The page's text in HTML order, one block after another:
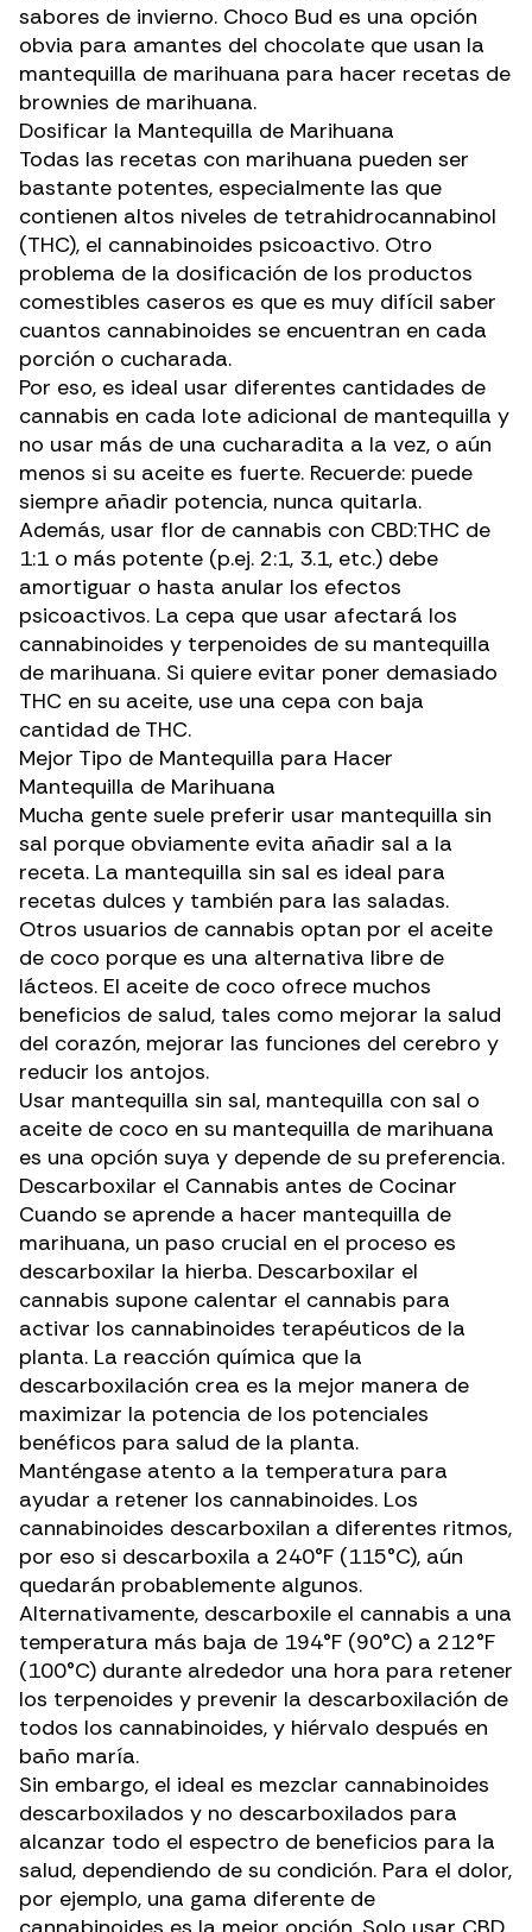
sabores de invierno. Choco Bud es una opción
obvia para amantes del chocolate que usan la
mantequilla de marihuana para hacer recetas de
brownies de marihuana.
Dosificar la Mantequilla de Marihuana
Todas las recetas con marihuana pueden ser
bastante potentes, especialmente las que
contienen altos niveles de tetrahidrocannabinol
(THC), el cannabinoides psicoactivo. Otro
problema de la dosificación de los productos
comestibles caseros es que es muy difícil saber
cuantos cannabinoides se encuentran en cada
porción o cucharada.
Por eso, es ideal usar diferentes cantidades de
cannabis en cada lote adicional de mantequilla y
no usar más de una cucharadita a la vez, o aún
menos si su aceite es fuerte. Recuerde: puede
siempre añadir potencia, nunca quitarla.
Además, usar flor de cannabis con CBD:THC de
1:1 o más potente (p.ej. 2:1, 3.1, etc.) debe
amortiguar o hasta anular los efectos
psicoactivos. La cepa que usar afectará los
cannabinoides y terpenoides de su mantequilla
de marihuana. Si quiere evitar poner demasiado
THC en su aceite, use una cepa con baja
cantidad de THC.
Mejor Tipo de Mantequilla para Hacer
Mantequilla de Marihuana
Mucha gente suele preferir usar mantequilla sin
sal porque obviamente evita añadir sal a la
receta. La mantequilla sin sal es ideal para
recetas dulces y también para las saladas.
Otros usuarios de cannabis optan por el aceite
de coco porque es una alternativa libre de
lácteos. El aceite de coco ofrece muchos
beneficios de salud, tales como mejorar la salud
del corazón, mejorar las funciones del cerebro y
reducir los antojos.
Usar mantequilla sin sal, mantequilla con sal o
aceite de coco en su mantequilla de marihuana
es una opción suya y depende de su preferencia.
Descarboxilar el Cannabis antes de Cocinar
Cuando se aprende a hacer mantequilla de
marihuana, un paso crucial en el proceso es
descarboxilar la hierba. Descarboxilar el
cannabis supone calentar el cannabis para
activar los cannabinoides terapéuticos de la
planta. La reacción química que la
descarboxilación crea es la mejor manera de
maximizar la potencia de los potenciales
benéficos para salud de la planta.
Manténgase atento a la temperatura para
ayudar a retener los cannabinoides. Los
cannabinoides descarboxilan a diferentes ritmos,
por eso si descarboxila a 240°F (115°C), aún
quedarán probablemente algunos.
Alternativamente, descarboxile el cannabis a una
temperatura más baja de 194°F (90°C) a 212°F
(100°C) durante alrededor una hora para retener
los terpenoides y prevenir la descarboxilación de
todos los cannabinoides, y hiérvalo después en
baño maría.
Sin embargo, el ideal es mezclar cannabinoides
descarboxilados y no descarboxilados para
alcanzar todo el espectro de beneficios para la
salud, dependiendo de su condición. Para el dolor,
por ejemplo, una gama diferente de